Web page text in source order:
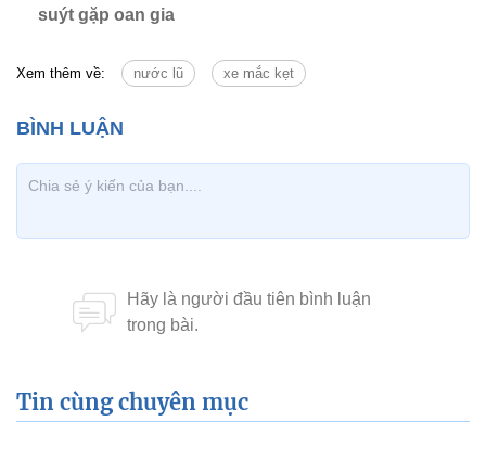
suýt gặp oan gia
Xem thêm về: nước lũ xe mắc kẹt
Tin cùng chuyên mục